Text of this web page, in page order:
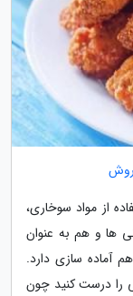
از مواد سوخاری،
ها و هم به عنوان
آماده سازی دارد.
را درست کنید چون